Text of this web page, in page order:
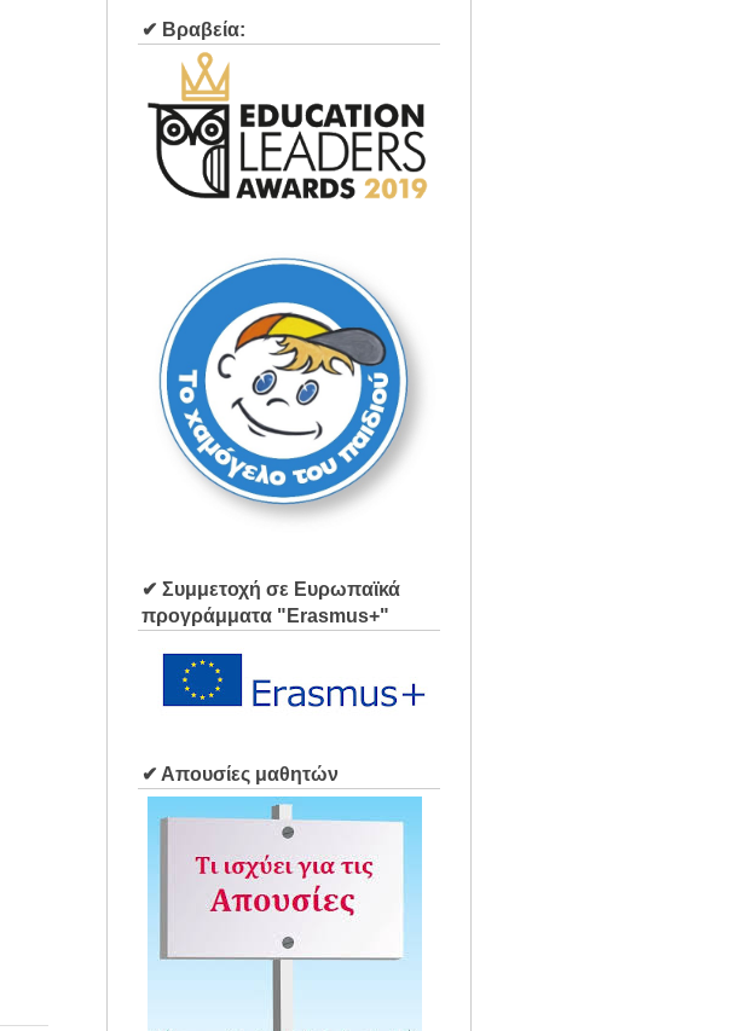
✔ Βραβεία:
✔ Συμμετοχή σε Ευρωπαϊκά
προγράμματα "Erasmus+"
✔ Απουσίες μαθητών